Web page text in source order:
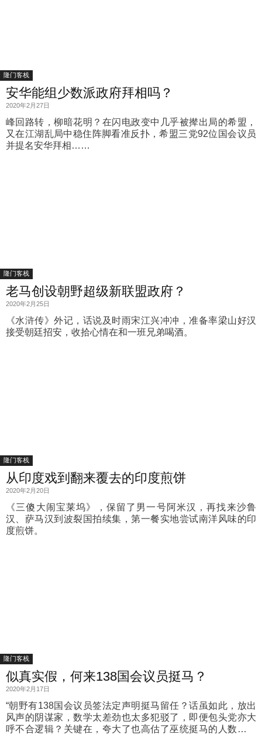
隆门客栈
安华能组少数派政府拜相吗？
2020年2月27日
峰回路转，柳暗花明？在闪电政变中几乎被撵出局的希盟，
又在江湖乱局中稳住阵脚看准反扑，希盟三党92位国会议员
并提名安华拜相……
隆门客栈
老马创设朝野超级新联盟政府？
2020年2月25日
《水浒传》外记，话说及时雨宋江兴冲冲，准备率梁山好汉
接受朝廷招安，收拾心情在和一班兄弟喝酒。
隆门客栈
从印度戏到翻来覆去的印度煎饼
2020年2月20日
《三傻大闹宝莱坞》，保留了男一号阿米汉，再找来沙鲁
汉、萨马汉到波裂国拍续集，第一餐实地尝试南洋风味的印
度煎饼。
隆门客栈
似真实假，何来138国会议员挺马？
2020年2月17日
“朝野有138国会议员签法定声明挺马留任？话虽如此，放出
风声的阴谋家，数学太差劲也太多犯驳了，即便包头党亦大
呼不合逻辑？关键在，夸大了也高估了巫统挺马的人数，尤